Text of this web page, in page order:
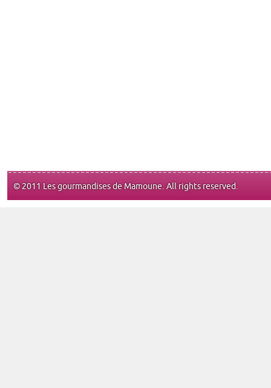
© 2011 Les gourmandises de Mamoune. All rights reserved.